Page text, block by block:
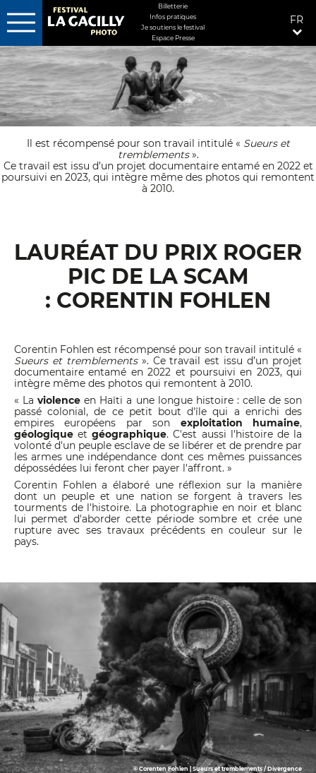
Aller
au
contenu
principal
MENU
FIXÉ
DROITE
Billetterie
Infos pratiques
Je soutiens le festival
Espace Presse
FR
Il est récompensé pour son travail intitulé « Sueurs et
tremblements».
Ce travail est issu d’un projet documentaire entamé en 2022 et
poursuivi en 2023, qui intègre même des photos qui remontent
à 2010.
LAURÉAT DU PRIX ROGER
PIC DE LA SCAM
: CORENTIN FOHLEN
Corentin Fohlen est récompensé pour son travail intitulé «
Sueurs et tremblements». Ce travail est issu d’un projet
documentaire entamé en 2022 et poursuivi en 2023, qui
intègre même des photos qui remontent à 2010.
« Laviolenceen Haïti a une longue histoire : celle de son
passé colonial, de ce petit bout d'île qui a enrichi des
empires européens par son exploitation humaine,
géologiqueetgéographique. C'est aussi l'histoire de la
volonté d'un peuple esclave de se libérer et de prendre par
les armes une indépendance dont ces mêmes puissances
dépossédées lui feront cher payer l'affront. »
Corentin Fohlen a élaboré une réflexion sur la manière
dont un peuple et une nation se forgent à travers les
tourments de l'histoire. La photographie en noir et blanc
lui permet d'aborder cette période sombre et crée une
rupture avec ses travaux précédents en couleur sur le
pays.
© Corenten Fohlen | Sueurs et tremblements / Divergence